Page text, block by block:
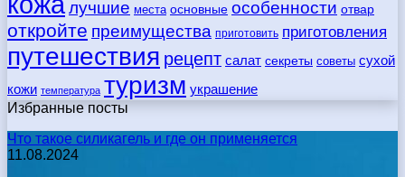
лучшие места основные особенности отвар
откройте преимущества приготовить приготовления
путешествия рецепт салат секреты советы сухой
кожи температура туризм украшение
Избранные посты
Что такое силикагель и где он применяется
11.08.2024